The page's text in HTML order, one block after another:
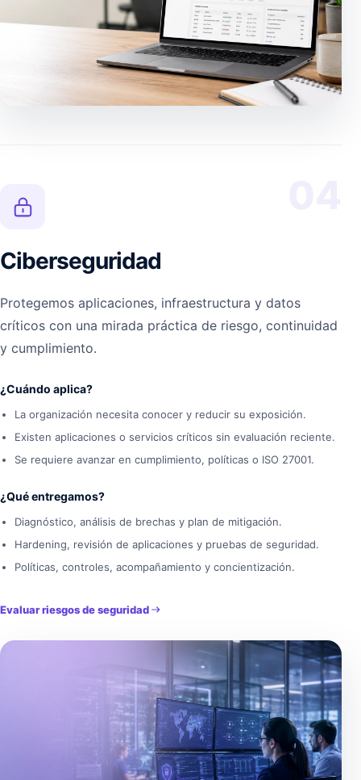
Ciberseguridad
Protegemos aplicaciones, infraestructura y datos
críticos con una mirada práctica de riesgo, continuidad
y cumplimiento.
¿Cuándo aplica?
La organización necesita conocer y reducir su exposición.
Existen aplicaciones o servicios críticos sin evaluación reciente.
Se requiere avanzar en cumplimiento, políticas o ISO 27001.
¿Qué entregamos?
Diagnóstico, análisis de brechas y plan de mitigación.
Hardening, revisión de aplicaciones y pruebas de seguridad.
Políticas, controles, acompañamiento y concientización.
Evaluar riesgos de seguridad